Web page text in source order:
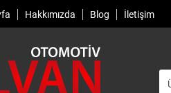
Hakkımızda Blog İletişim